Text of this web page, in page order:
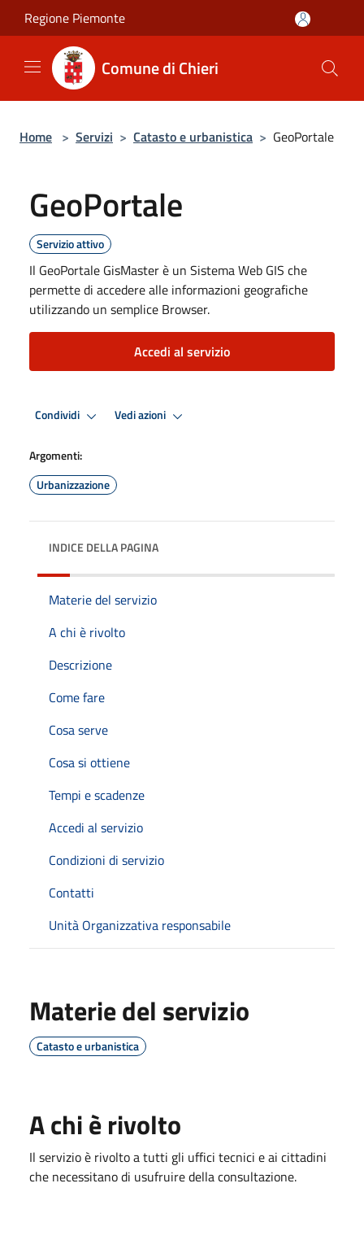
Salta al contenuto principale
Regione Piemonte
Comune di Chieri
Home > Servizi > Catasto e urbanistica > GeoPortale
GeoPortale
Servizio attivo
Il GeoPortale GisMaster è un Sistema Web GIS che
permette di accedere alle informazioni geografiche
utilizzando un semplice Browser.
Accedi al servizio
Condividi Vedi azioni
Argomenti:
Urbanizzazione
INDICE DELLA PAGINA
Materie del servizio
A chi è rivolto
Descrizione
Come fare
Cosa serve
Cosa si ottiene
Tempi e scadenze
Accedi al servizio
Condizioni di servizio
Contatti
Unità Organizzativa responsabile
Materie del servizio
Catasto e urbanistica
A chi è rivolto
Il servizio è rivolto a tutti gli uffici tecnici e ai cittadini
che necessitano di usufruire della consultazione.